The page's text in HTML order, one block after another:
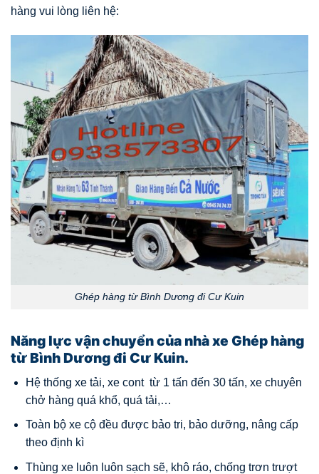
hàng vui lòng liên hệ:
Ghép hàng từ Bình Dương đi Cư Kuin
Năng lực vận chuyển của nhà xe Ghép hàng
từ Bình Dương đi Cư Kuin.
Hệ thống xe tải, xe cont từ 1 tấn đến 30 tấn, xe chuyên
chở hàng quá khổ, quá tải,…
Toàn bộ xe cộ đều được bảo tri, bảo dưỡng, nâng cấp
theo định kì
Thùng xe luôn luôn sạch sẽ, khô ráo, chống trơn trượt